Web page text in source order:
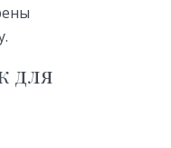
для